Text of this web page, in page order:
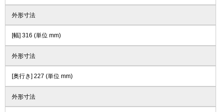
外形寸法
[幅] 316 (単位 mm)
外形寸法
[奥行き] 227 (単位 mm)
外形寸法